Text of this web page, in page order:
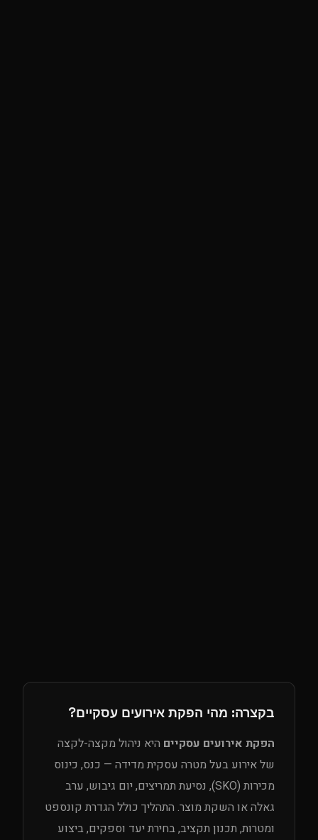
בקצרה: מהי הפקת אירועים עסקיים?
הפקת אירועים עסקיים היא ניהול מקצה-לקצה
של אירוע בעל מטרה עסקית מדידה — כנס, כינוס
מכירות (SKO), נסיעת תמריצים, יום גיבוש, ערב
גאלה או השקת מוצר. התהליך כולל הגדרת קונספט
ומטרות, תכנון תקציב, בחירת יעד וספקים, ביצוע